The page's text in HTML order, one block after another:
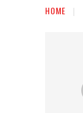
HOME